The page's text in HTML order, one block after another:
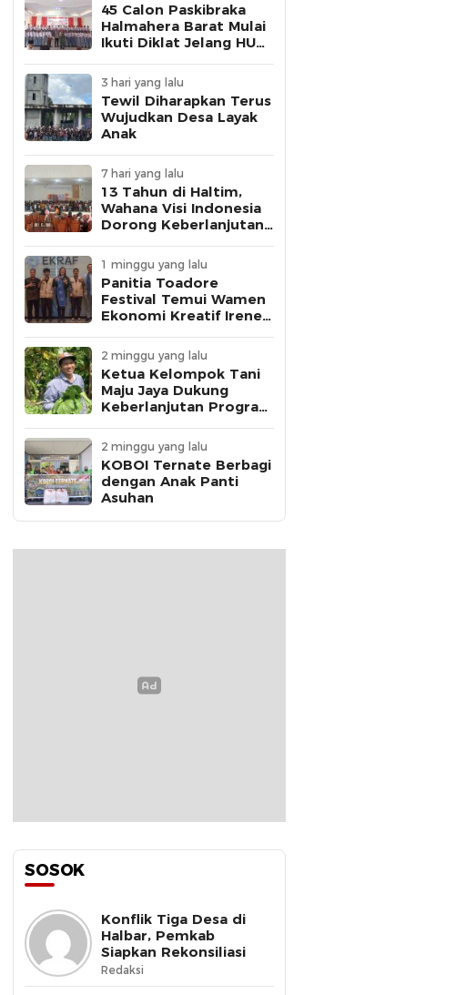
45 Calon Paskibraka
Halmahera Barat Mulai
Ikuti Diklat Jelang HUT
3 hari yang lalu
Tewil Diharapkan Terus
Wujudkan Desa Layak
Anak
7 hari yang lalu
13 Tahun di Haltim,
Wahana Visi Indonesia
Dorong Keberlanjutan
1 minggu yang lalu
Panitia Toadore
Festival Temui Wamen
Ekonomi Kreatif Irene
2 minggu yang lalu
Ketua Kelompok Tani
Maju Jaya Dukung
Keberlanjutan Program
2 minggu yang lalu
KOBOI Ternate Berbagi
dengan Anak Panti
Asuhan
SOSOK
Konflik Tiga Desa di
Halbar, Pemkab
Siapkan Rekonsiliasi
Redaksi